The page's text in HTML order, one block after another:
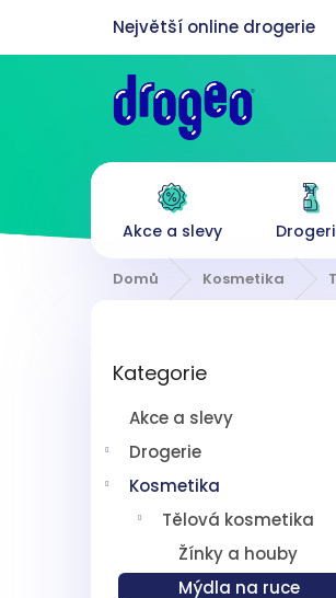
obsah
Akce a slevy
Domů Kosmetika
kategorie
Kategorie
Akce a slevy
Drogerie
Kosmetika
Tělová kosmetika
Žínky a houby
Mýdla na ruce